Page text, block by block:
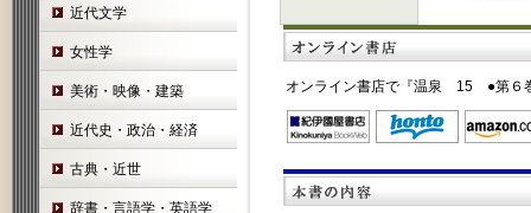
近代文学
女性学
美術・映像・建築
近代史・政治・経済
古典・近世
辞書・言語学・英語学
オンライン書店で『温泉 15 ●第６